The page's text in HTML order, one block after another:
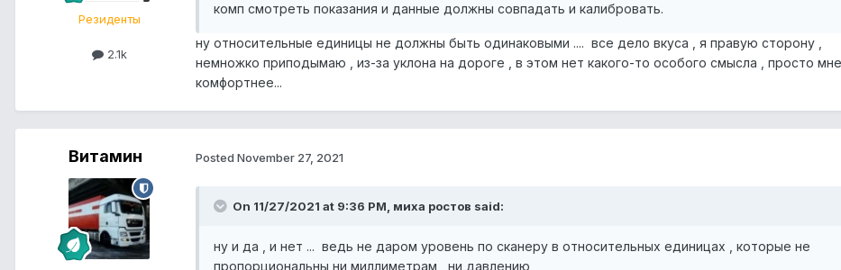
Резиденты
2.1k
комп смотреть показания и данные должны совпадать и калибровать.
ну относительные единицы не должны быть одинаковыми .... все дело вкуса , я правую сторону ,
немножко приподымаю , из-за уклона на дороге , в этом нет какого-то особого смысла , просто
комфортнее...
Витамин Posted November 27, 2021
On 11/27/2021 at 9:36 PM, миха ростов said:
ну и да , и нет ... ведь не даром уровень по сканеру в относительных единицах , которые не
пропорциональны ни миллиметрам , ни давлению